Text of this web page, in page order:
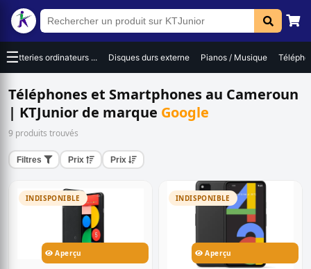
☰
Batteries ordinateurs ... Disques durs externe Pianos / Musique
Téléphones et Smartphones au Cameroun
| KTJunior de marque Google
9 produits trouvés
Filtres Prix Prix
INDISPONIBLE
Aperçu
INDISPONIBLE
Aperçu